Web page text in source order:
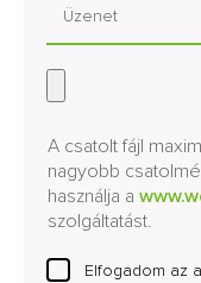
A csatolt fájl
nagyobb
használja a
szolgáltatást.
Elfogadom az